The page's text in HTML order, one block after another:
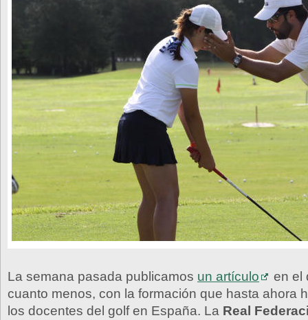
La semana pasada publicamos un artículo
en el
cuanto menos, con la formación que hasta ahora
los docentes del golf en España. La Real